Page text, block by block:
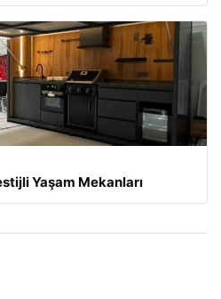
Yaşam Mekanları